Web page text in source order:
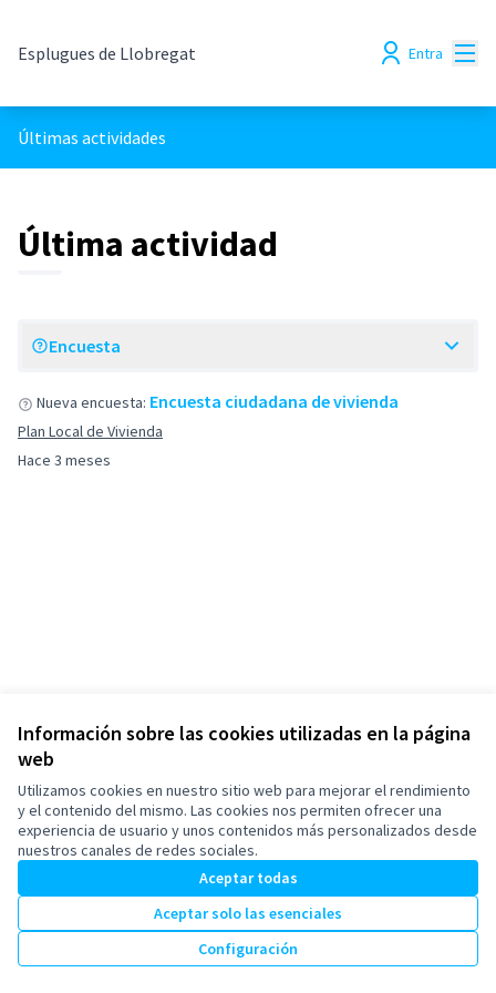
Información sobre las cookies utilizadas en la página
web
Utilizamos cookies en nuestro sitio web para mejorar el rendimiento
y el contenido del mismo. Las cookies nos permiten ofrecer una
experiencia de usuario y unos contenidos más personalizados desde
nuestros canales de redes sociales.
Aceptar todas
Aceptar solo las esenciales
Configuración
Esplugues de Llobregat Entra
Últimas actividades
Última actividad
Encuesta
Hace 3 meses
Nueva encuesta: Encuesta ciudadana de vivienda
Plan Local de Vivienda
Términos y condiciones de uso
Configuración de cookies
Esplugues de Llobregat en X
(Enlace externo)
Esplugues de Llobregat en Facebook
(Enlace externo)
Esplugues de Llobregat en Instagram
(Enlace externo)
Esplugues de Llobregat en YouTube
(Enlace externo)
Castellano
Triar la llenguaElegir el idioma
Web creada consoftware libre .
Con licencia
(Enlace